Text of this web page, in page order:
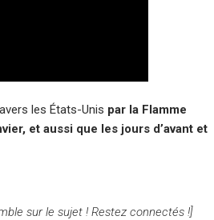
les États-Unis par la Flamme
et aussi que les jours d’avant et
sur le sujet ! Restez connectés !]